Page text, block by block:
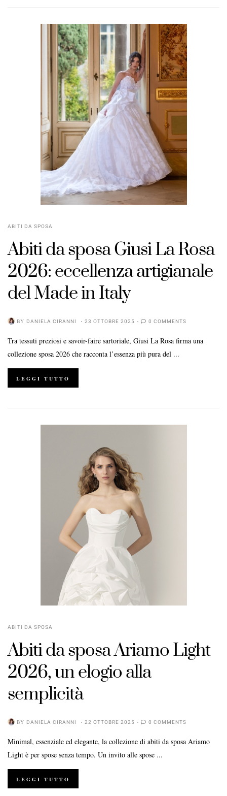
ABITI DA SPOSA
Abiti da sposa Giusi La Rosa
2026: eccellenza artigianale
del Made in Italy
BY DANIELA CIRANNI 23 OTTOBRE 2025 0 COMMENTS
Tra tessuti preziosi e savoir-faire sartoriale, Giusi La Rosa firma una
collezione sposa 2026 che racconta l’essenza più pura del ...
LEGGI TUTTO
ABITI DA SPOSA
Abiti da sposa Ariamo Light
2026, un elogio alla
semplicità
BY DANIELA CIRANNI 22 OTTOBRE 2025 0 COMMENTS
Minimal, essenziale ed elegante, la collezione di abiti da sposa Ariamo
Light è per spose senza tempo. Un invito alle spose ...
LEGGI TUTTO